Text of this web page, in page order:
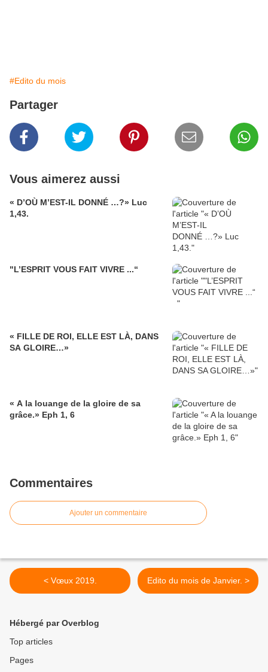
#Edito du mois
Partager
Vous aimerez aussi
« D’OÙ M’EST-IL DONNÉ …?» Luc
1,43.
« FILLE DE ROI, ELLE EST LÀ, DANS
SA GLOIRE…»
« A la louange de la gloire de sa
grâce.» Eph 1, 6
Commentaires
Ajouter un commentaire
< Vœux 2019. Edito du mois de Janvier. >
Hébergé par Overblog
Top articles
Pages